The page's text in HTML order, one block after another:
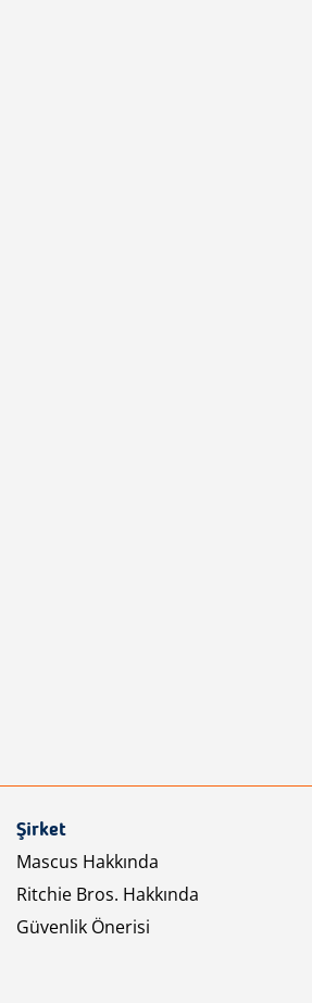
Şirket
Mascus Hakkında
Ritchie Bros. Hakkında
Güvenlik Önerisi